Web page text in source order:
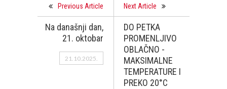
Previous Article
Na današnji dan,
21. oktobar
21.10.2025.
Next Article
DO PETKA
PROMENLJIVO
OBLAČNO -
MAKSIMALNE
TEMPERATURE I
PREKO 20°C